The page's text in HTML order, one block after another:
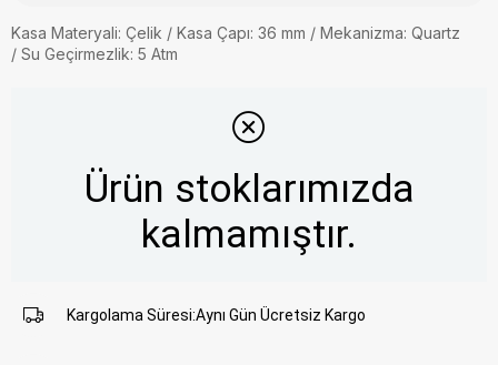
Kasa Materyali: Çelik / Kasa Çapı: 36 mm / Mekanizma: Quartz
/ Su Geçirmezlik: 5 Atm
Ürün stoklarımızda
kalmamıştır.
Kargolama Süresi:Aynı Gün Ücretsiz Kargo